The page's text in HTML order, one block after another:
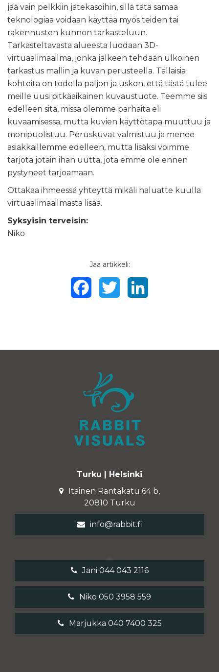
jää vain pelkkiin jätekasoihin, sillä tätä samaa
teknologiaa voidaan käyttää myös teiden tai
rakennusten kunnon tarkasteluun.
Tarkasteltavasta alueesta luodaan 3D-
virtuaalimaailma, jonka jälkeen tehdään ulkoinen
tarkastus mallin ja kuvan perusteella. Tällaisia
kohteita on todella paljon ja uskon, että tästä tulee
meille uusi pitkäaikainen kuvaustuote. Teemme siis
edelleen sitä, missä olemme parhaita eli
kuvaamisessa, mutta kuvien käyttötapa muuttuu ja
monipuolistuu. Peruskuvat valmistuu ja menee
asiakkaillemme edelleen, mutta lisäksi voimme
tarjota jotain ihan uutta, jota emme ole ennen
pystyneet tarjoamaan.
Ottakaa ihmeessä yhteyttä mikäli haluatte kuulla
virtuaalimaailmasta lisää.
Syksyisin terveisin:
Niko
Jaa artikkeli:
FacebookTwitter
Turku | Helsinki
Itäinen Rantakatu 64 b,
20810 Turku
info@rabbit.fi
Jani 044 043 2116
Niko 050 3958 559
Marjukka 040 7400 325